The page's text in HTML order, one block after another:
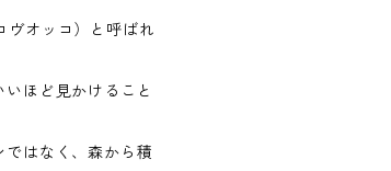
オッコ）と呼ばれ
ほど見かけること
はなく、森から積